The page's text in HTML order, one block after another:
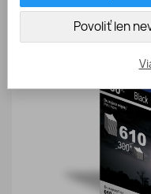
Povoliť len